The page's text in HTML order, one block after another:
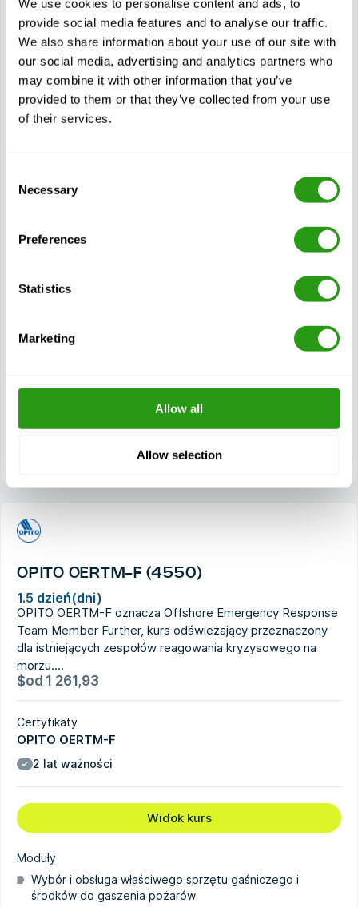
We use cookies to personalise content and ads, to
provide social media features and to analyse our traffic.
We also share information about your use of our site with
our social media, advertising and analytics partners who
may combine it with other information that you’ve
provided to them or that they’ve collected from your use
of their services.
Selection
Necessary
Preferences
Statistics
Marketing
Allow all
Allow selection
Certyfikaty
OPITO OERTM
2 lat ważności
Hierarchia, procesy i metody komunikacji podczas
Rozpoznawanie i łagodzenie zagrożeń
monitorowania postępów
Cel, działanie, wydajność i ograniczenia typowych stałych
Wybór i użycie podręcznego sprzętu gaśniczego
OPITO OERTM-F (4550)
1.5 dzień(dni)
OPITO OERTM-F oznacza Offshore Emergency Response
Team Member Further, kurs odświeżający przeznaczony
dla istniejących zespołów reagowania kryzysowego na
morzu....
$od 1 261,93
Certyfikaty
OPITO OERTM-F
2 lat ważności
Widok kurs
Moduły
Wybór i obsługa właściwego sprzętu gaśniczego i
środków do gaszenia pożarów